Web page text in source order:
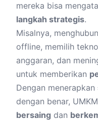
mereka bisa
langkah strategis.
Misalnya,
offline, memilih
anggaran, dan
untuk memberikan
Dengan menerapkan
dengan benar,
bersaing dan